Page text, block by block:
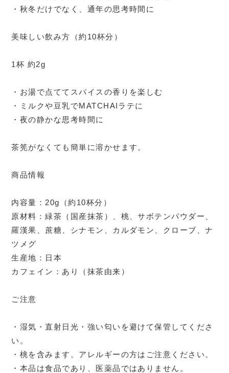
・秋冬だけでなく、通年の思考時間に
美味しい飲み方（約10杯分）
1杯 約2g
・お湯で点ててスパイスの香りを楽しむ
・ミルクや豆乳でMATCHAIラテに
・夜の静かな思考時間に
茶筅がなくても簡単に溶かせます。
商品情報
内容量：20g（約10杯分）
原材料：緑茶（国産抹茶）、桃、サボテンパウダー、
羅漢果、蔗糖、シナモン、カルダモン、クローブ、ナ
ツメグ
生産地：日本
カフェイン：あり（抹茶由来）
ご注意
・湿気・直射日光・強い匂いを避けて保管してくださ
い。
・桃を含みます。アレルギーの方はご注意ください。
・本品は食品であり、医薬品ではありません。